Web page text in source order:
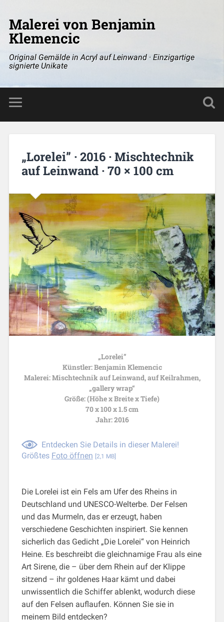
Malerei von Benjamin
Klemencic
Original Gemälde in Acryl auf Leinwand · Einzigartige
signierte Unikate
„Lorelei” · 2016 · Mischtechnik
auf Leinwand · 70 × 100 cm
„Lorelei”
Künstler: Benjamin Klemencic
Malerei: Mischtechnik auf Leinwand, auf Keilrahmen,
„gallery wrap“
Größe: (Höhe x Breite x Tiefe)
70 x 100 x 1.5 cm
Jahr: 2016
Entdecken Sie Details in dieser Malerei!
Größtes Foto öffnen [2,1 MB]
Die Lorelei ist ein Fels am Ufer des Rheins in
Deutschland und UNESCO-Welterbe. Der Felsen
und das Murmeln, das er erzeugt, haben
verschiedene Geschichten inspiriert. Sie kennen
sicherlich das Gedicht „Die Lorelei“ von Heinrich
Heine. Es beschreibt die gleichnamige Frau als eine
Art Sirene, die – über dem Rhein auf der Klippe
sitzend – ihr goldenes Haar kämt und dabei
unwissentlich die Schiffer ablenkt, wodurch diese
auf den Felsen auflaufen. Können Sie sie in
meinem Bild entdecken?